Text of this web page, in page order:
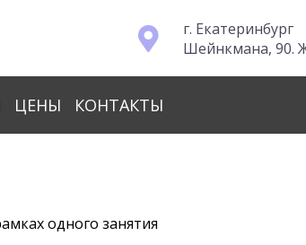
г. Екатеринбург
Шейнкмана, 90.
ЦЕНЫ КОНТАКТЫ
одного занятия